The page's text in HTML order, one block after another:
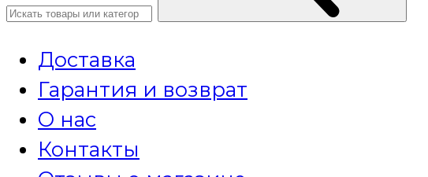
Доставка
Гарантия и возврат
О нас
Контакты